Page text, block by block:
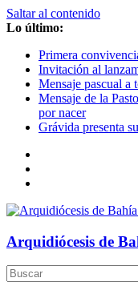
Saltar al contenido
Lo último:
Primera
Invitación al
Mensaje pascual a
Mensaje de la
por nacer
Grávida presenta
Arquidiócesis de